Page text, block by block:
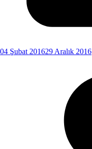
04 Şubat 201629 Aralık 2016